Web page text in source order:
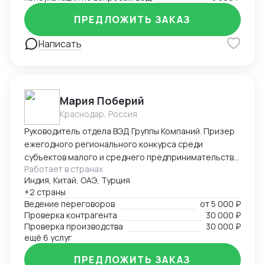
Написать
ПРЕДЛОЖИТЬ ЗАКАЗ
Мария Поберий
Краснодар, Россия
Руководитель отдела ВЭД Группы Компаний. Призер
ежегодного регионального конкурса среди
субъектов малого и среднего предпринимательства
«Экспортер года» в Краснодарском крае. 17 лет в
импорте, экспорте, белом ВЭД. Более 25 000 часов
успешных переговоров онлайн и офлайн, устных и
письменных с поставщиками и потенциальными
Покупателями на английском языке. В портфеле
опыт успешных переговоров с крупнейшими
заводами бытовой техники Китая, Турции на уровне
первых лиц: AUX, Hisence, Haier, Changhong, MBO,
Работает в странах
Индия, Китай, ОАЭ, Турция
+2 страны
Ведение переговоров
от5 000 ₽
Проверка контрагента
30 000 ₽
Проверка производства
30 000 ₽
ещё 6 услуг
ПРЕДЛОЖИТЬ ЗАКАЗ